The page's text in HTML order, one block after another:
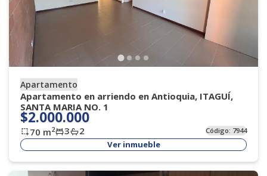
Apartamento
Apartamento en arriendo en Antioquia, ITAGUÍ,
SANTA MARIA NO. 1
$2.000.000
70 m2 3 2 Código: 7944
Ver inmueble